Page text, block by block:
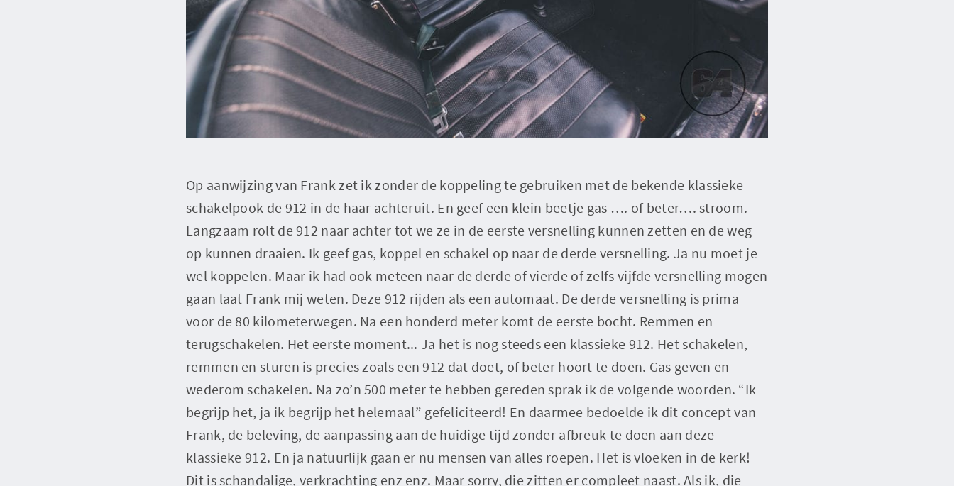
Op aanwijzing van Frank zet ik zonder de koppeling te gebruiken met de bekende klassieke
schakelpook de 912 in de haar achteruit. En geef een klein beetje gas …. of beter…. stroom.
Langzaam rolt de 912 naar achter tot we ze in de eerste versnelling kunnen zetten en de weg
op kunnen draaien. Ik geef gas, koppel en schakel op naar de derde versnelling. Ja nu moet je
wel koppelen. Maar ik had ook meteen naar de derde of vierde of zelfs vijfde versnelling mogen
gaan laat Frank mij weten. Deze 912 rijden als een automaat. De derde versnelling is prima
voor de 80 kilometerwegen. Na een honderd meter komt de eerste bocht. Remmen en
terugschakelen. Het eerste moment... Ja het is nog steeds een klassieke 912. Het schakelen,
remmen en sturen is precies zoals een 912 dat doet, of beter hoort te doen. Gas geven en
wederom schakelen. Na zo’n 500 meter te hebben gereden sprak ik de volgende woorden. “Ik
begrijp het, ja ik begrijp het helemaal” gefeliciteerd! En daarmee bedoelde ik dit concept van
Frank, de beleving, de aanpassing aan de huidige tijd zonder afbreuk te doen aan deze
klassieke 912. En ja natuurlijk gaan er nu mensen van alles roepen. Het is vloeken in de kerk!
Dit is schandalige, verkrachting enz enz. Maar sorry, die zitten er compleet naast. Als ik, die